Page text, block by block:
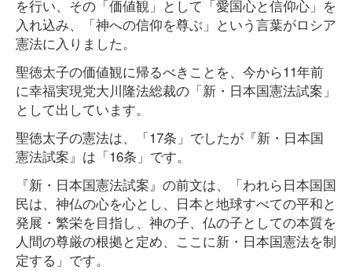
を行い、その「価値観」として「愛国心と信仰心」を
入れ込み、「神への信仰を尊ぶ」という言葉がロシア
憲法に入りました。
聖徳太子の価値観に帰るべきことを、今から11年前
に幸福実現党大川隆法総裁の「新・日本国憲法試案」
として出しています。
聖徳太子の憲法は、「17条」でしたが『新・日本国
憲法試案』は「16条」です。
『新・日本国憲法試案』の前文は、「われら日本国国
民は、神仏の心を心とし、日本と地球すべての平和と
発展・繁栄を目指し、神の子、仏の子としての本質を
人間の尊厳の根拠と定め、ここに新・日本国憲法を制
定する」です。